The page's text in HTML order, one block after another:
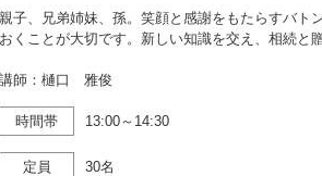
親子、兄弟姉妹、孫。笑顔と感謝をもたらすバト
おくことが大切です。新しい知識を交え、相続と
講師：樋口 雅俊
時間帯 13:00～14:30
定員 30名